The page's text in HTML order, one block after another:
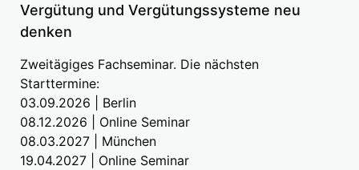
Vergütung und Vergütungssysteme neu
denken
Zweitägiges Fachseminar. Die nächsten
Starttermine:
03.09.2026 | Berlin
08.12.2026 | Online Seminar
08.03.2027 | München
19.04.2027 | Online Seminar